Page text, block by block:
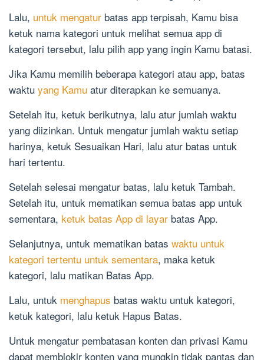
Lalu, untuk mengatur batas app terpisah, Kamu bisa
ketuk nama kategori untuk melihat semua app di
kategori tersebut, lalu pilih app yang ingin Kamu batasi.
Jika Kamu memilih beberapa kategori atau app, batas
waktu yang Kamu atur diterapkan ke semuanya.
Setelah itu, ketuk berikutnya, lalu atur jumlah waktu
yang diizinkan. Untuk mengatur jumlah waktu setiap
harinya, ketuk Sesuaikan Hari, lalu atur batas untuk
hari tertentu.
Setelah selesai mengatur batas, lalu ketuk Tambah.
Setelah itu, untuk mematikan semua batas app untuk
sementara, ketuk batas App di layar batas App.
Selanjutnya, untuk mematikan batas waktu untuk
kategori tertentu untuk sementara, maka ketuk
kategori, lalu matikan Batas App.
Lalu, untuk menghapus batas waktu untuk kategori,
ketuk kategori, lalu ketuk Hapus Batas.
Untuk mengatur pembatasan konten dan privasi Kamu
dapat memblokir konten yang mungkin tidak pantas dan